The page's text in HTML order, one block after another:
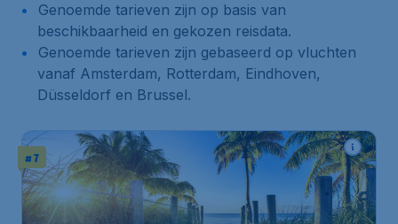
Genoemde tarieven zijn op basis van
beschikbaarheid en gekozen reisdata.
Genoemde tarieven zijn gebaseerd op vluchten
vanaf Amsterdam, Rotterdam, Eindhoven,
Düsseldorf en Brussel.
# 7